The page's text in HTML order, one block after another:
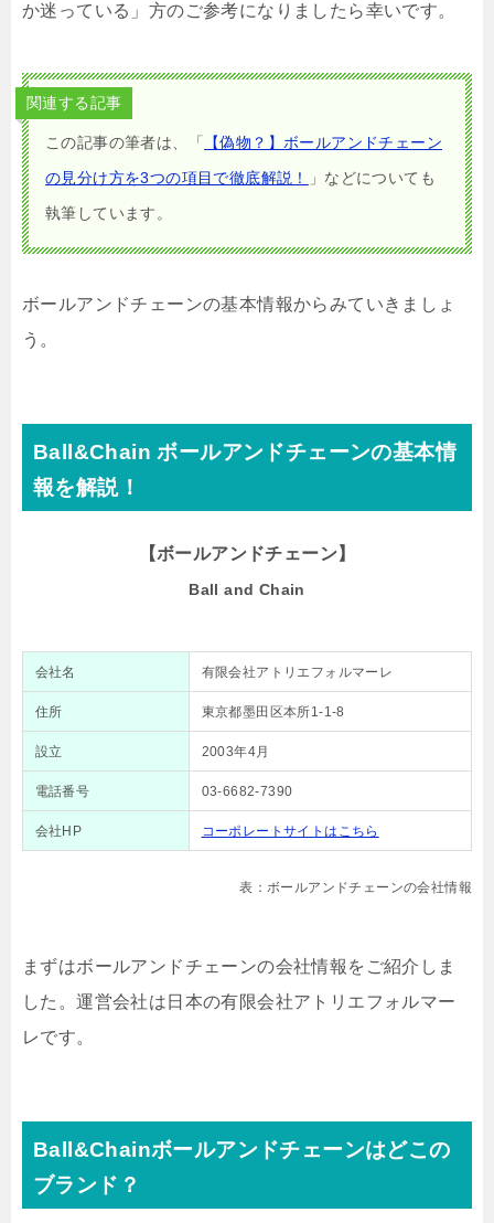
か迷っている」方のご参考になりましたら幸いです。
関連する記事
この記事の筆者は、「
【偽物？】ボールアンドチェーン
の見分け方を3つの項目で徹底解説！
」などについても
執筆しています。
ボールアンドチェーンの基本情報からみていきましょ
う。
Ball&Chain ボールアンドチェーンの基本情
報を解説！
【ボールアンドチェーン】
Ball and Chain
会社名 有限会社アトリエフォルマーレ
住所 東京都墨田区本所1-1-8
設立 2003年4月
電話番号 03-6682-7390
会社HP コーポレートサイトはこちら
表：ボールアンドチェーンの会社情報
まずはボールアンドチェーンの会社情報をご紹介しま
した。運営会社は日本の有限会社アトリエフォルマー
レです。
Ball&Chainボールアンドチェーンはどこの
ブランド？